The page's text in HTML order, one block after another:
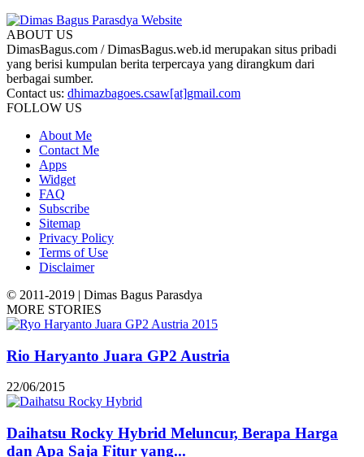
ABOUT US
DimasBagus.com / DimasBagus.web.id merupakan situs pribadi
yang berisi kumpulan berita terpercaya yang dirangkum dari
berbagai sumber.
Contact us: dhimazbagoes.csaw[at]gmail.com
FOLLOW US
About Me
Contact Me
Apps
Widget
FAQ
Subscribe
Sitemap
Privacy Policy
Terms of Use
Disclaimer
© 2011-2019 | Dimas Bagus Parasdya
MORE STORIES
Rio Haryanto Juara GP2 Austria
22/06/2015
Daihatsu Rocky Hybrid Meluncur, Berapa Harga
dan Apa Saja Fitur yang...